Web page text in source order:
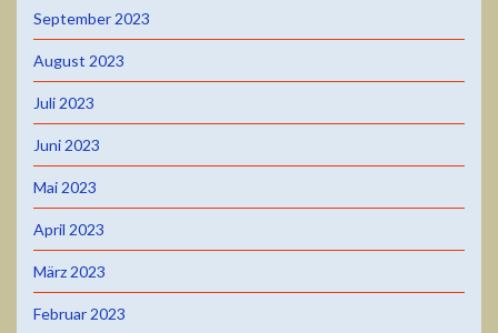
September 2023
August 2023
Juli 2023
Juni 2023
Mai 2023
April 2023
März 2023
Februar 2023